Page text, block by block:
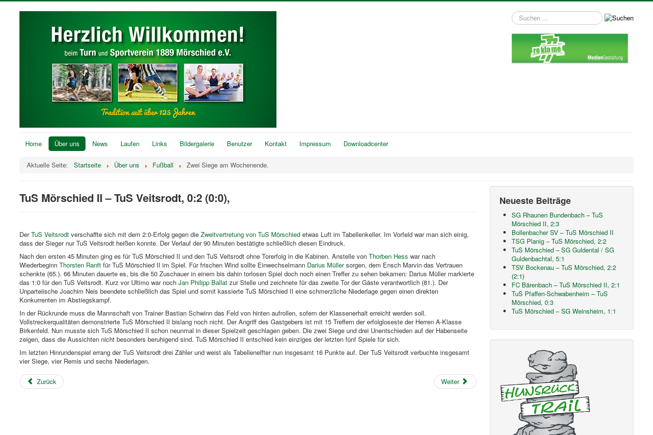
Suchen
...
Home Über uns News Laufen Links Bildergalerie Benutzer Kontakt Impressum Downloadcenter
Aktuelle Seite: Startseite Über uns Fußball Zwei Siege am Wochenende.
TuS Mörschied II – TuS Veitsrodt, 0:2 (0:0),
DerTuS Veitsrodt verschaffte sich mit dem 2:0-Erfolg gegen die Zweitvertretung von TuS Mörschied etwas Luft im Tabellenkeller. Im Vorfeld war man sich einig,
dass der Sieger nur TuS Veitsrodt heißen konnte. Der Verlauf der 90 Minuten bestätigte schließlich diesen Eindruck.
Nach den ersten 45 Minuten ging es für TuS Mörschied II und den TuS Veitsrodt ohne Torerfolg in die Kabinen. Anstelle von Thorben Hess war nach
Wiederbeginn Thorsten Ranft für TuS Mörschied II im Spiel. Für frischen Wind sollte Einwechselmann Darius Müllersorgen, dem Ensch Marvin das Vertrauen
schenkte (65.). 66 Minuten dauerte es, bis die 50 Zuschauer in einem bis dahin torlosen Spiel doch noch einen Treffer zu sehen bekamen: Darius Müller markierte
das 1:0 für den TuS Veitsrodt. Kurz vor Ultimo war noch Jan Philipp Ballat zur Stelle und zeichnete für das zweite Tor der Gäste verantwortlich (81.). Der
Unparteiische Joachim Neis beendete schließlich das Spiel und somit kassierte TuS Mörschied II eine schmerzliche Niederlage gegen einen direkten
Konkurrenten im Abstiegskampf.
In der Rückrunde muss die Mannschaft von Trainer Bastian Schwinn das Feld von hinten aufrollen, sofern der Klassenerhalt erreicht werden soll.
Vollstreckerqualitäten demonstrierte TuS Mörschied II bislang noch nicht. Der Angriff des Gastgebers ist mit 15 Treffern der erfolgloseste der Herren A-Klasse
Birkenfeld. Nun musste sich TuS Mörschied II schon neunmal in dieser Spielzeit geschlagen geben. Die zwei Siege und drei Unentschieden auf der Habenseite
zeigen, dass die Aussichten nicht besonders beruhigend sind. TuS Mörschied II entschied kein einziges der letzten fünf Spiele für sich.
Im letzten Hinrundenspiel errang der TuS Veitsrodt drei Zähler und weist als Tabellenelfter nun insgesamt 16 Punkte auf. Der TuS Veitsrodt verbuchte insgesamt
vier Siege, vier Remis und sechs Niederlagen.
Zurück Weiter
Neueste Beiträge
SG Rhaunen Bundenbach – TuS
Mörschied II, 2:3
Bollenbacher SV – TuS Mörschied II
TSG Planig – TuS Mörschied, 2:2
TuS Mörschied – SG Guldental / SG
Guldenbachtal, 5:1
TSV Bockenau – TuS Mörschied, 2:2
(2:1)
FC Bärenbach – TuS Mörschied II, 2:1
TuS Pfaffen-Schwabenheim – TuS
Mörschied, 0:3
TuS Mörschied – SG Weinsheim, 1:1